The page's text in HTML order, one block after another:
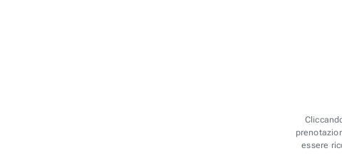
essere